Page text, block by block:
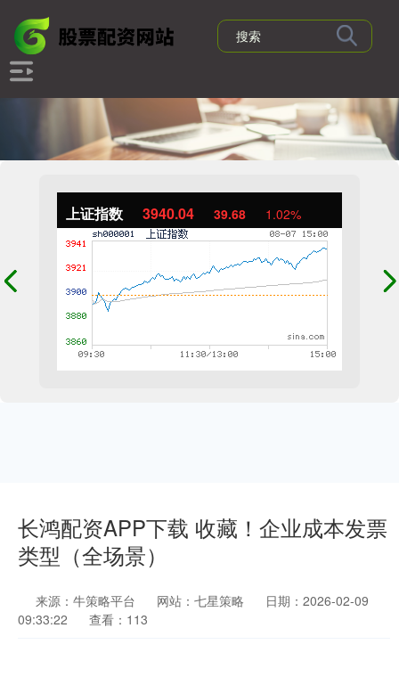
上证指数 3940.04 39.68 1.02%
长鸿配资APP下载 收藏！企业成本发票
类型（全场景）
来源：牛策略平台 网站：七星策略
日期：2026-02-09
09:33:22
查看：113